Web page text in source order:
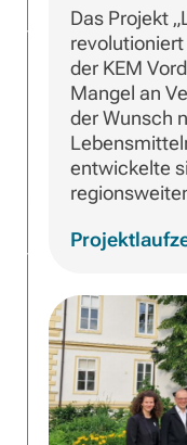
Das Projekt
der KEM
Mangel an
der Wunsch
entwickelte